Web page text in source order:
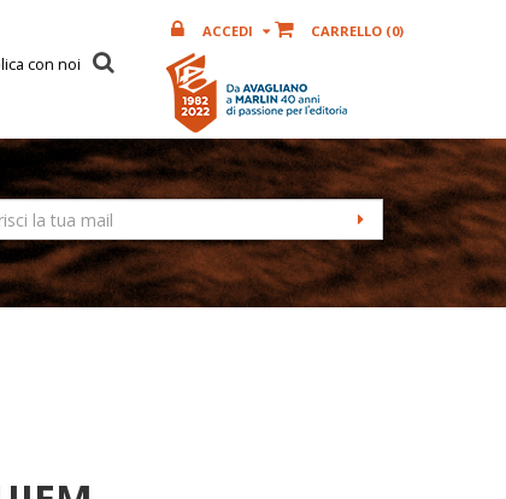
con noi
ACCEDI CARRELLO (0)